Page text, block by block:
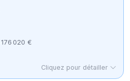
020 €
Cliquez pour détailler